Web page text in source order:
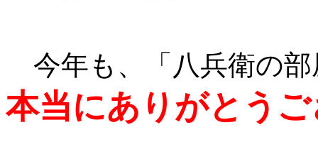
今年も、「八兵衛の
本当にありがとう